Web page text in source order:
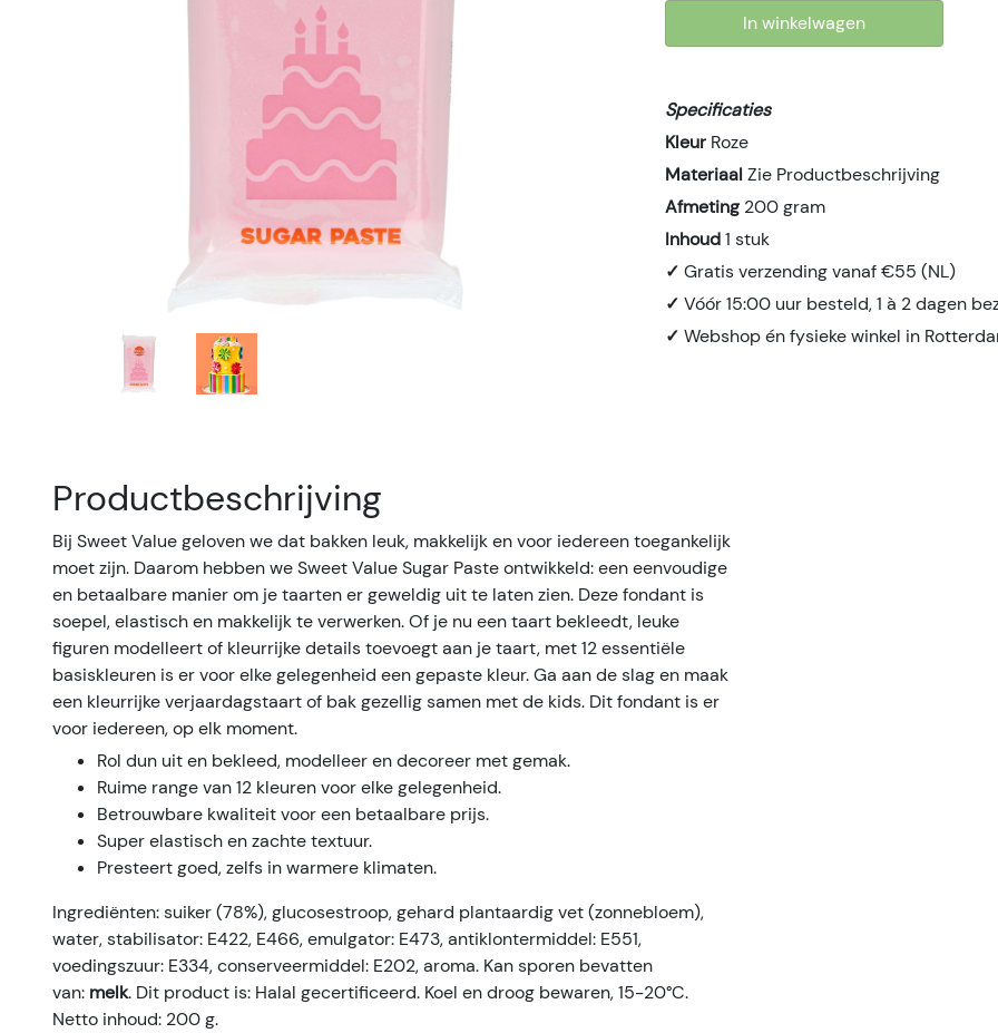
In winkelwagen
Specificaties
Kleur Roze
MateriaalZie Productbeschrijving
Afmeting 200 gram
Inhoud1 stuk
✓Gratis verzending vanaf €55 (NL)
✓Vóór 15:00 uur besteld, 1 à 2 dagen
✓Webshop én fysieke winkel in
Productbeschrijving
Bij Sweet Value geloven we dat bakken leuk, makkelijk en voor iedereen toegankelijk
moet zijn. Daarom hebben we Sweet Value Sugar Paste ontwikkeld: een eenvoudige
en betaalbare manier om je taarten er geweldig uit te laten zien. Deze fondant is
soepel, elastisch en makkelijk te verwerken. Of je nu een taart bekleedt, leuke
figuren modelleert of kleurrijke details toevoegt aan je taart, met 12 essentiële
basiskleuren is er voor elke gelegenheid een gepaste kleur. Ga aan de slag en maak
een kleurrijke verjaardagstaart of bak gezellig samen met de kids. Dit fondant is er
voor iedereen, op elk moment.
Rol dun uit en bekleed, modelleer en decoreer met gemak.
Ruime range van 12 kleuren voor elke gelegenheid.
Betrouwbare kwaliteit voor een betaalbare prijs.
Super elastisch en zachte textuur.
Presteert goed, zelfs in warmere klimaten.
Ingrediënten: suiker (78%), glucosestroop, gehard plantaardig vet (zonnebloem),
water, stabilisator: E422, E466, emulgator: E473, antiklontermiddel: E551,
voedingszuur: E334, conserveermiddel: E202, aroma. Kan sporen bevatten
van: melk. Dit product is: Halal gecertificeerd. Koel en droog bewaren, 15-20°C.
Netto inhoud: 200 g.